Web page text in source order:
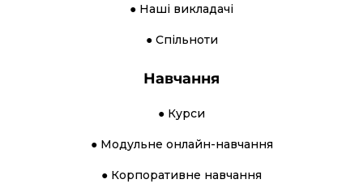
● Наші викладачі
● Спільноти
Навчання
● Курси
● Модульне онлайн-навчання
● Корпоративне навчання